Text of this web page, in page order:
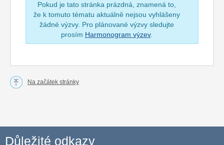
Pokud je tato stránka prázdná, znamená to,
že k tomuto tématu aktuálně nejsou vyhlášeny
žádné výzvy. Pro plánované výzvy sledujte
prosím Harmonogram výzev.
Na začátek stránky
Důležité odkazy